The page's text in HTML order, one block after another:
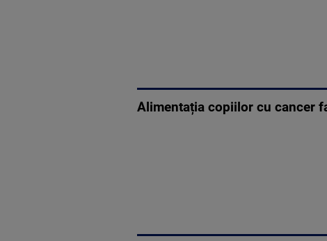
Alimentația copiilor cu cancer